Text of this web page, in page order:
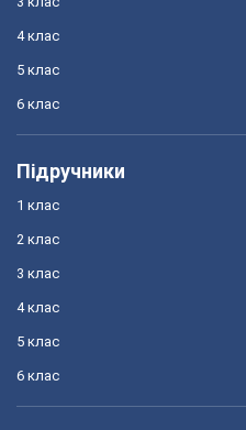
4 клас
5 клас
6 клас
Підручники
1 клас
2 клас
3 клас
4 клас
5 клас
6 клас